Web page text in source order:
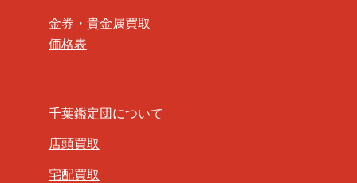
金券・貴金属買取
価格表
千葉鑑定団について
店頭買取
宅配買取